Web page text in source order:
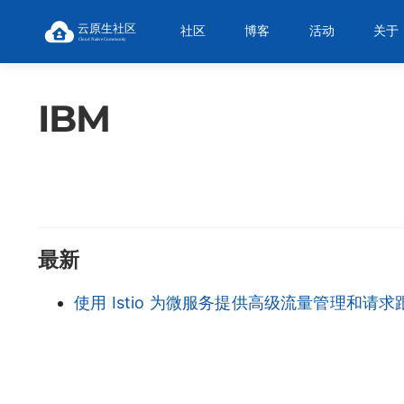
社区 博客 活动 关于
IBM
最新
使用 Istio 为微服务提供高级流量管理和请求